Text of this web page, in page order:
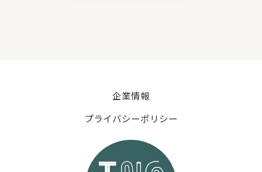
企業情報
プライバシーポリシー